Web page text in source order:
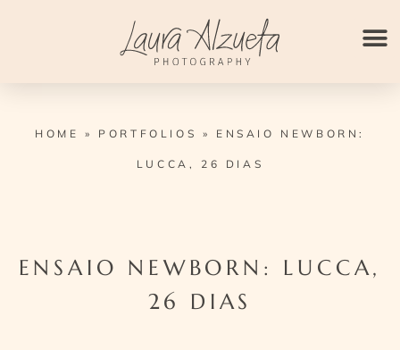
HOME » PORTFOLIOS » ENSAIO NEWBORN:
LUCCA, 26 DIAS
ENSAIO NEWBORN: LUCCA,
26 DIAS